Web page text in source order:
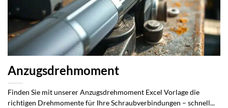
Anzugsdrehmoment
Finden Sie mit unserer Anzugsdrehmoment Excel Vorlage die
richtigen Drehmomente für Ihre Schraubverbindungen – schnell...